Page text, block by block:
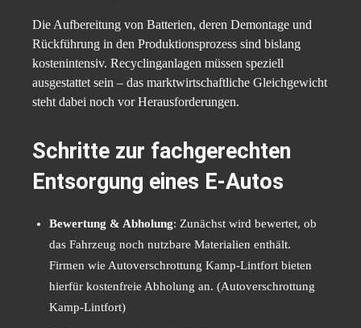
Die Aufbereitung von Batterien, deren Demontage und
Rückführung in den Produktionsprozess sind bislang
kostenintensiv. Recyclinganlagen müssen speziell
ausgestattet sein – das marktwirtschaftliche Gleichgewicht
steht dabei noch vor Herausforderungen.
Schritte zur fachgerechten
Entsorgung eines E-Autos
Bewertung & Abholung: Zunächst wird bewertet, ob
das Fahrzeug noch nutzbare Materialien enthält.
Firmen wie Autoverschrottung Kamp-Lintfort bieten
hierfür kostenfreie Abholung an. (Autoverschrottung
Kamp-Lintfort)